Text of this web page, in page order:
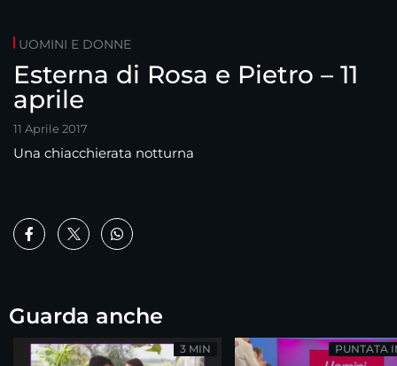
UOMINI E DONNE
Esterna di Rosa e Pietro – 11
aprile
11 Aprile 2017
Una chiacchierata notturna
Guarda anche
3 MIN PUNTATA